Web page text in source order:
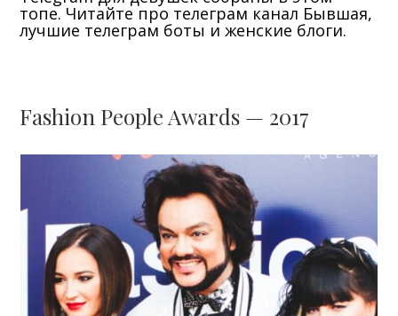
топе. Читайте про телеграм канал Бывшая,
лучшие телеграм боты и женские блоги.
Fashion People Awards — 2017